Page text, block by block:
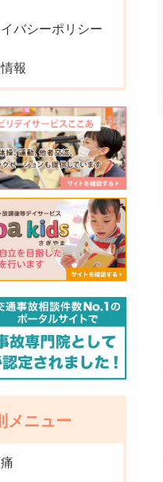
バシーポリシー
報
メニュー